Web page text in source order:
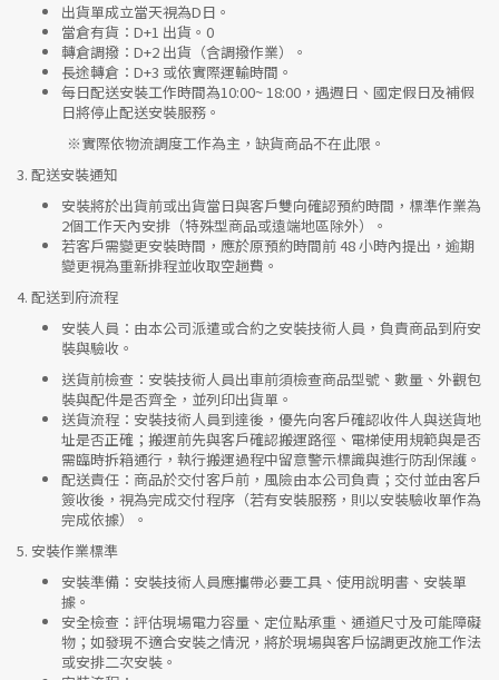
出貨單成立當天視為D日。
當倉有貨： D+1 出貨。0
轉倉調撥： D+2 出貨（含調撥作業）。
長途轉倉： D+3 或依實際運輸時間。
每日配送安裝工作時間為10:00~ 18:00，遇週日、國定假日及補假
日將停止配送安裝服務。
※實際依物流調度工作為主，缺貨商品不在此限。
3. 配送安裝通知
安裝將於出貨前或出貨當日與客戶雙向確認預約時間，標準作業為
2個工作天內安排（特殊型商品或遠端地區除外）。
若客戶需變更安裝時間，應於原預約時間前 48 小時內提出，逾期
變更視為重新排程並收取空趟費。
4. 配送到府流程
安裝人員 ：由本公司派遣或合約之安裝技術人員，負責商品到府安
裝與驗收。
送貨前檢查 ：安裝技術人員出車前須檢查商品型號、數量、外觀包
裝與配件是否齊全，並列印出貨單。
送貨流程 ：安裝技術人員到達後，優先向客戶確認收件人與送貨地
址是否正確；搬運前先與客戶確認搬運路徑、電梯使用規範與是否
需臨時拆箱通行，執行搬運過程中留意警示標識與進行防刮保護。
配送責任 ：商品於交付客戶前，風險由本公司負責；交付並由客戶
簽收後，視為完成交付程序（若有安裝服務，則以安裝驗收單作為
完成依據）。
5. 安裝作業標準
安裝準備 ：安裝技術人員應攜帶必要工具、使用說明書、安裝單
據。
安全檢查 ：評估現場電力容量、定位點承重、通道尺寸及可能障礙
物；如發現不適合安裝之情況，將於現場與客戶協調更改施工作法
或安排二次安裝。